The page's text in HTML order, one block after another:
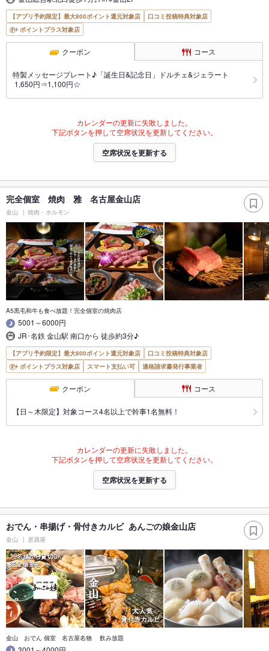
【アプリ予約限定】最大800ポイント還元対象店
口コミ投稿特典対象店
ポイントプラス対象店
クーポン コース
特製メッセージプレート♪「誕生日&記念日」ドルチェ&ジェラート
1,650円⇒1,100円☆
カレンダーの更新に失敗しました。
下記ボタンを押して空席状況を更新してください。
空席状況を更新する
完全個室 焼肉 雅 名古屋金山店
金山 焼肉・ホルモン
A5黒毛和牛も食べ放題！完全個室の焼肉店
5001～6000円
JR･名鉄 金山駅 南口から 徒歩約3分♪
【アプリ予約限定】最大800ポイント還元対象店
口コミ投稿特典対象店
ポイントプラス対象店
スマート支払い可 適格請求書発行事業者
クーポン コース
【日～木限定】対象コース4名以上で幹事1名無料！
カレンダーの更新に失敗しました。
下記ボタンを押して空席状況を更新してください。
空席状況を更新する
おでん・串揚げ・骨付きカルビ あんごの娘金山店
金山 居酒屋
金山 おでん 個室 名古屋名物 飲み放題